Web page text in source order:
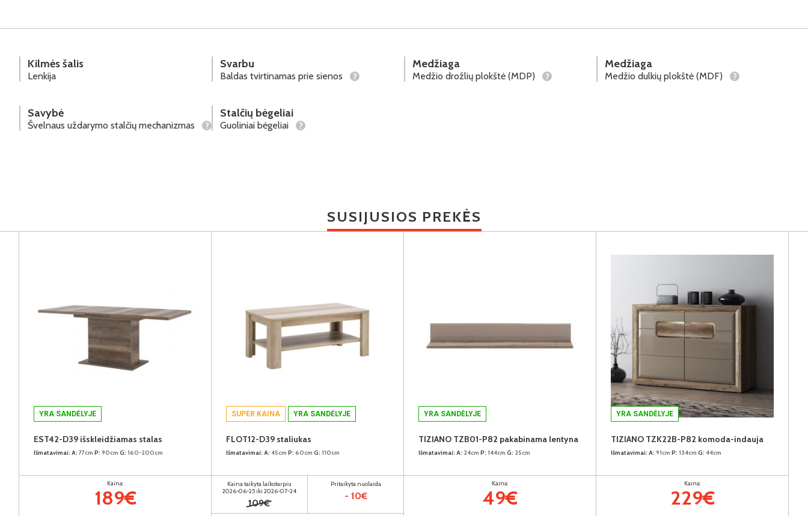
Kilmės šalis
Lenkija
Svarbu
Baldas tvirtinamas prie sienos ?
Medžiaga
Medžio drožlių plokštė (MDP) ?
Medžiaga
Medžio dulkių plokštė (MDF) ?
Savybė
Švelnaus uždarymo stalčių mechanizmas ?
Stalčių bėgeliai
Guoliniai bėgeliai ?
SUSIJUSIOS PREKĖS
YRA SANDĖLYJE
EST42-D39 išskleidžiamas stalas
Išmatavimai: A: 77cm P: 90cm G: 160-200cm
Kaina:
189€
SUPER KAINA YRA SANDĖLYJE
FLOT12-D39 staliukas
Išmatavimai: A: 45cm P: 60cm G: 110cm
Kaina taikyta laikotarpiu
2026-06-25 iki 2026-07-24
109€
Pritaikyta nuolaida
- 10€
YRA SANDĖLYJE
TIZIANO TZB01-P82 pakabinama lentyna
Išmatavimai: A: 24cm P: 144cm G: 25cm
Kaina:
49€
YRA SANDĖLYJE
TIZIANO TZK22B-P82 komoda-indauja
Išmatavimai: A: 91cm P: 134cm G: 44cm
Kaina:
229€